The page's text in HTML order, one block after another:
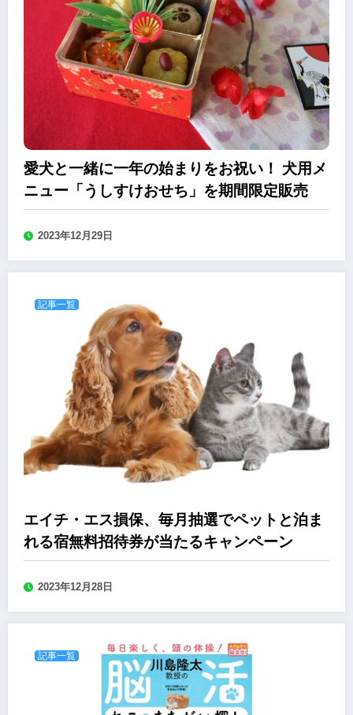
愛犬と一緒に一年の始まりをお祝い！ 犬用メ
ニュー「うしすけおせち」を期間限定販売
2023年12月29日
記事一覧
エイチ・エス損保、毎月抽選でペットと泊ま
れる宿無料招待券が当たるキャンペーン
2023年12月28日
記事一覧